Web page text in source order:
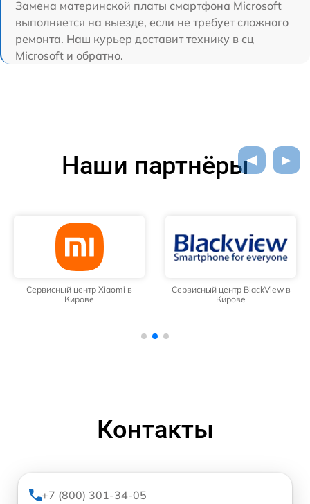
Замена материнской платы смартфона Microsoft
выполняется на выезде, если не требует сложного
ремонта. Наш курьер доставит технику в сц
Microsoft и обратно.
Наши партнёры
Сервисный центр Xiaomi в
Кирове
Сервисный центр BlackView в
Кирове
Контакты
+7 (800) 301-34-05